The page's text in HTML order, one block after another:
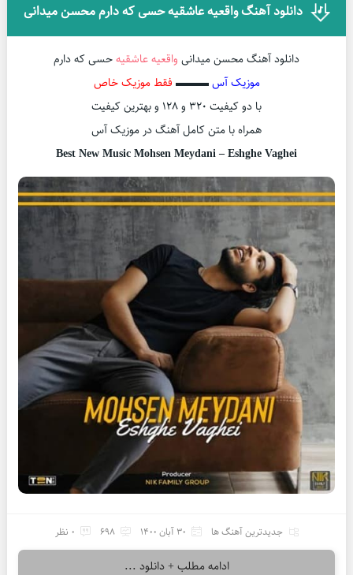
دانلود آهنگ واقعیه عاشقیه حسی که دارم محسن میدانی
دانلود آهنگ محسن میدانی واقعیه عاشقیهحسی که دارم
موزیک آس▬▬▬ فقط موزیک خاص
با دو کیفیت ۳۲۰ و ۱۲۸ و بهترین کیفیت
همراه با متن کامل آهنگ در موزیک آس
Best New Music Mohsen Meydani – Eshghe Vaghei
جدیدترین آهنگ ها 30 آبان 1400 698 0 نظر
ادامه مطلب + دانلود ...